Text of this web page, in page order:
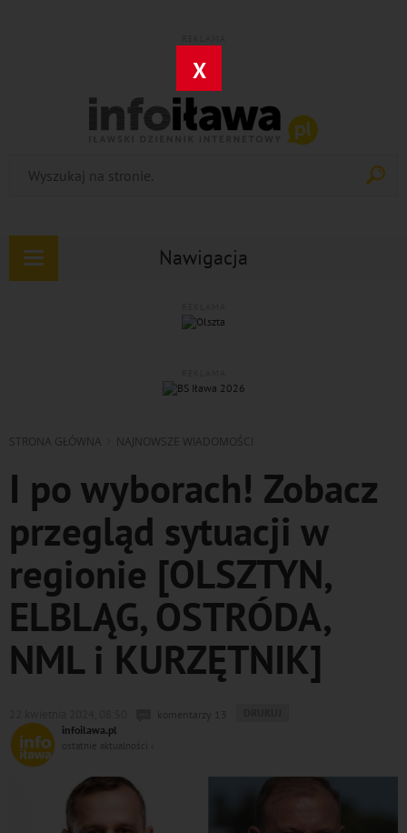
X
Nawigacja
Rozwiń
STRONA GŁÓWNA NAJNOWSZE WIADOMOŚCI
I po wyborach! Zobacz
przegląd sytuacji w
regionie [OLSZTYN,
ELBLĄG, OSTRÓDA,
NML i KURZĘTNIK]
infoilawa.pl
ostatnie aktualności ‹